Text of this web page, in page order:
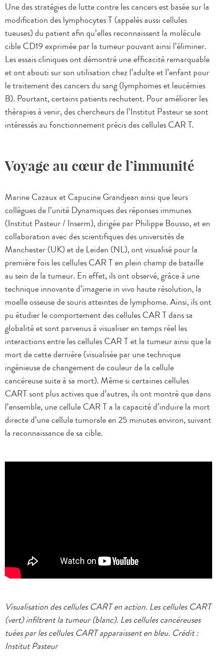
Une des stratégies de lutte contre les cancers est basée sur la
modification des lymphocytes T (appelés aussi cellules
tueuses) du patient afin qu’elles reconnaissent la molécule
cible CD19 exprimée par la tumeur pouvant ainsi l’éliminer.
Les essais cliniques ont démontré une efficacité remarquable
et ont abouti sur son utilisation chez l’adulte et l’enfant pour
le traitement des cancers du sang (lymphomes et leucémies
B). Pourtant, certains patients rechutent. Pour améliorer les
thérapies à venir, des chercheurs de l’Institut Pasteur se sont
intéressés au fonctionnement précis des cellules CAR T.
Voyage au cœur de l’immunité
Marine Cazaux et Capucine Grandjean ainsi que leurs
collègues de l’unité Dynamiques des réponses immunes
(Institut Pasteur / Inserm), dirigée par Philippe Bousso, et en
collaboration avec des scientifiques des universités de
Manchester (UK) et de Leiden (NL), ont visualisé pour la
première fois les cellules CAR T en plein champ de bataille
au sein de la tumeur. En effet, ils ont observé, grâce à une
technique innovante d’imagerie in vivo haute résolution, la
moelle osseuse de souris atteintes de lymphome. Ainsi, ils ont
pu étudier le comportement des cellules CAR T dans sa
globalité et sont parvenus à visualiser en temps réel les
interactions entre les cellules CAR T et la tumeur ainsi que la
mort de cette dernière (visualisée par une technique
ingénieuse de changement de couleur de la cellule
cancéreuse suite à sa mort). Même si certaines cellules
CART sont plus actives que d’autres, ils ont montré que dans
l’ensemble, une cellule CAR T a la capacité d’induire la mort
directe d’une cellule tumorale en 25 minutes environ, suivant
la reconnaissance de sa cible.
Visualisation des cellules CART en action. Les cellules CART
(vert) infiltrent la tumeur (blanc). Les cellules cancéreuses
tuées par les cellules CART apparaissent en bleu. Crédit :
Institut Pasteur